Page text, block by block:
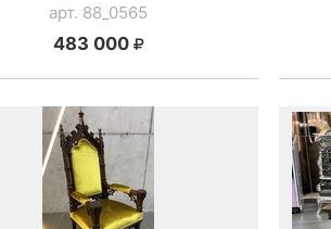
арт. 88_0565
483 000